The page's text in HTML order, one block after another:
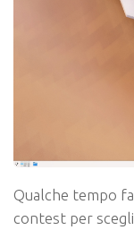
Qualche tempo
contest per